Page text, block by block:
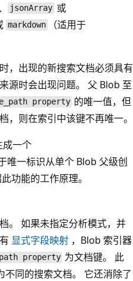
jsonArray 或
markdown （适用于
，出现的新搜索文档必须具有
源时会出现问题。 父 Blob 至
property 的唯一值，但
，则在索引中该键不再唯一。
成一个
唯一标识从单个 Blob 父级创
功能的工作原理。
。 如果未指定分析模式，并
显式字段映射 ，Blob 索引器
property 为文档键。 此
同的搜索文档。 它还消除了